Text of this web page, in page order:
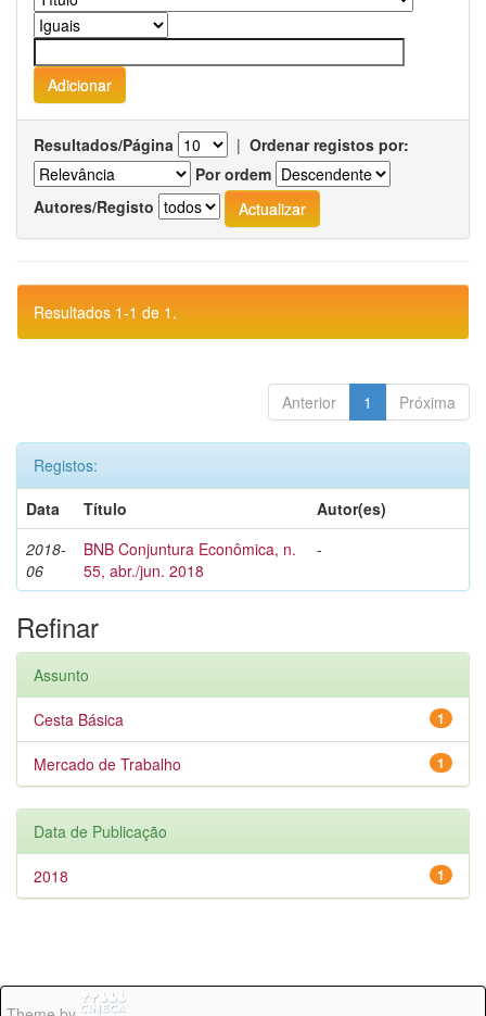
Resultados/Página | Ordenar registos por:
Por ordem
Autores/Registo
Resultados 1-1 de 1.
Anterior 1 Próxima
Registos:
Data
Título
Autor(es)
2018-
06
BNB Conjuntura Econômica, n.
55, abr./jun. 2018
-
Refinar
Assunto
1
Cesta Básica
1
Mercado de Trabalho
Data de Publicação
1
2018